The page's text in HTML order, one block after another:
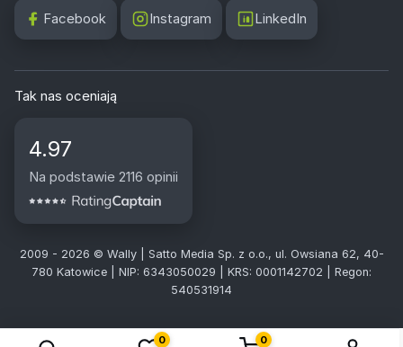
Facebook Instagram LinkedIn
Tak nas oceniają
4.97
Na podstawie 2116 opinii
2009 - 2026 © Wally | Satto Media Sp. z o.o., ul. Owsiana 62, 40-
780 Katowice | NIP: 6343050029 | KRS: 0001142702 | Regon:
540531914
0 0